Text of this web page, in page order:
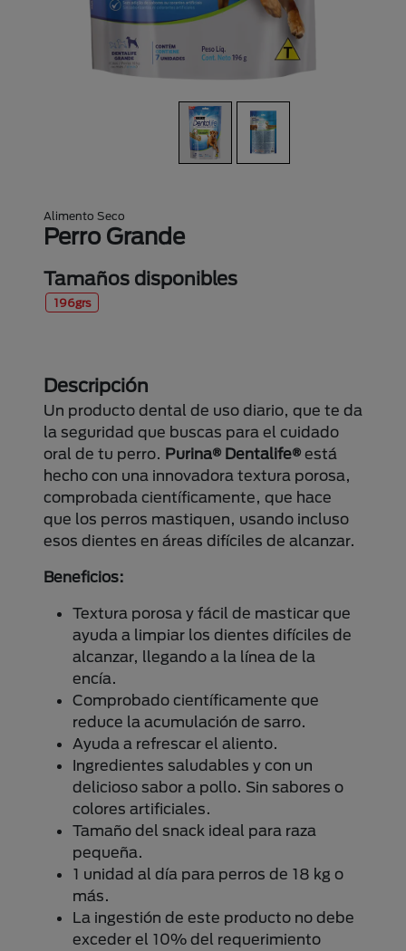
Alimento Seco
Perro Grande
Tamaños disponibles
196grs
Descripción
Un producto dental de uso diario, que te da
la seguridad que buscas para el cuidado
oral de tu perro. Purina® Dentalife® está
hecho con una innovadora textura porosa,
comprobada científicamente, que hace
que los perros mastiquen, usando incluso
esos dientes en áreas difíciles de alcanzar.
Beneficios:
Textura porosa y fácil de masticar que
ayuda a limpiar los dientes difíciles de
alcanzar, llegando a la línea de la
encía.
Comprobado científicamente que
reduce la acumulación de sarro.
Ayuda a refrescar el aliento.
Ingredientes saludables y con un
delicioso sabor a pollo. Sin sabores o
colores artificiales.
Tamaño del snack ideal para raza
pequeña.
1 unidad al día para perros de 18 kg o
más.
La ingestión de este producto no debe
exceder el 10% del requerimiento